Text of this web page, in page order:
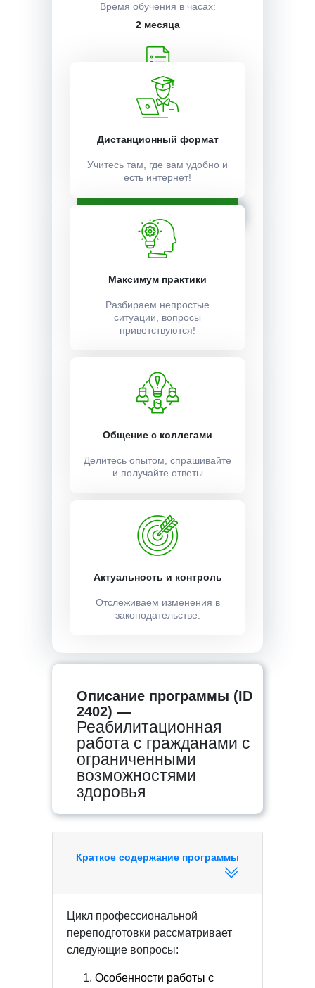
Время обучения в часах:
2 месяца
Учебный план:
Получить
20000 ₽
Записаться
Условия поступления
Дистанционный формат
Учитесь там, где вам удобно и
есть интернет!
Максимум практики
Разбираем непростые
ситуации, вопросы
приветствуются!
Общение с коллегами
Делитесь опытом, спрашивайте
и получайте ответы
Актуальность и контроль
Отслеживаем изменения в
законодательстве.
Описание программы (ID
2402) —
Реабилитационная
работа с гражданами с
ограниченными
возможностями
здоровья
Краткое содержание программы
Цикл профессиональной
переподготовки рассматривает
следующие вопросы:
Особенности работы с